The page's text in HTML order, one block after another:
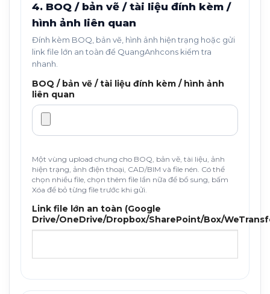
4. BOQ / bản vẽ / tài liệu đính kèm /
hình ảnh liên quan
Đính kèm BOQ, bản vẽ, hình ảnh hiện trạng hoặc gửi
link file lớn an toàn để QuangAnhcons kiểm tra
nhanh.
BOQ / bản vẽ / tài liệu đính kèm / hình ảnh
liên quan
Một vùng upload chung cho BOQ, bản vẽ, tài liệu, ảnh
hiện trạng, ảnh điện thoại, CAD/BIM và file nén. Có thể
chọn nhiều file, chọn thêm file lần nữa để bổ sung, bấm
Xóa để bỏ từng file trước khi gửi.
Link file lớn an toàn (Google
Drive/OneDrive/Dropbox/SharePoint/Box/